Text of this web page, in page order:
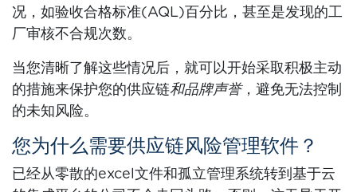
况，如验收合格标准(AQL)百分比，甚至是发现的工
厂审核不合规次数。
当您清晰了解这些情况后，就可以开始采取积极主动
的措施来保护您的供应链和品牌声誉，避免无法控制
的未知风险。
您为什么需要供应链风险管理软件？
已经从零散的excel文件和孤立管理系统转到基于云